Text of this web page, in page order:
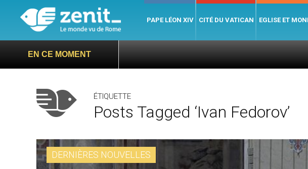
PAPE LÉON XIV CITÉ DU VATICAN EGLISE ET
EN CE MOMENT
ÉTIQUETTE
Posts Tagged ‘Ivan Fedorov’
DERNIÈRES NOUVELLES